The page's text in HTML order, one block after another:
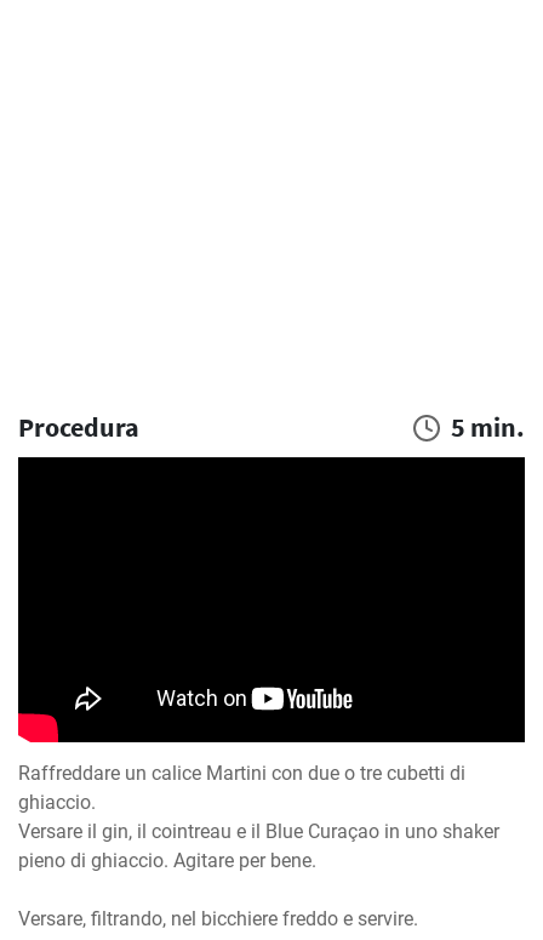
Procedura 5 min.
Raffreddare un calice Martini con due o tre cubetti di
ghiaccio.
Versare il gin, il cointreau e il Blue Curaçao in uno shaker
pieno di ghiaccio. Agitare per bene.
Versare, filtrando, nel bicchiere freddo e servire.